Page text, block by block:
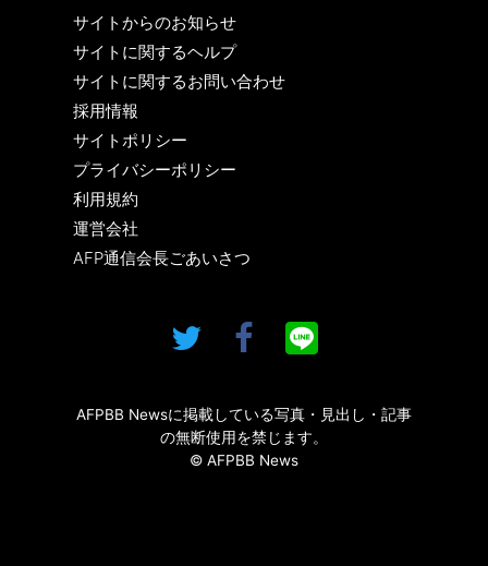
サイトからのお知らせ
サイトに関するヘルプ
サイトに関するお問い合わせ
採用情報
サイトポリシー
プライバシーポリシー
利用規約
運営会社
AFP通信会長ごあいさつ
AFPBB Newsに掲載している写真・見出し・記事
の無断使用を禁じます。
© AFPBB News